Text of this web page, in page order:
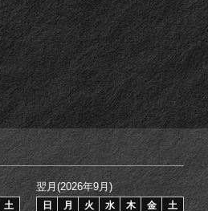
土
翌月(2026年9月)
日 月 火 水 木 金
土